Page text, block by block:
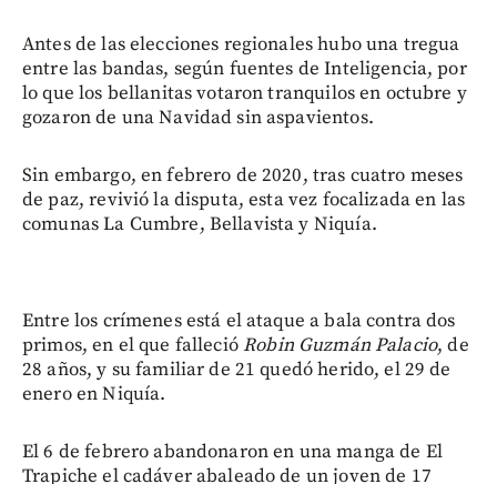
Antes de las elecciones regionales hubo una tregua
entre las bandas, según fuentes de Inteligencia, por
lo que los bellanitas votaron tranquilos en octubre y
gozaron de una Navidad sin aspavientos.
Sin embargo, en febrero de 2020, tras cuatro meses
de paz, revivió la disputa, esta vez focalizada en las
comunas La Cumbre, Bellavista y Niquía.
Entre los crímenes está el ataque a bala contra dos
primos, en el que fallecióRobin Guzmán Palacio, de
28 años, y su familiar de 21 quedó herido, el 29 de
enero en Niquía.
El 6 de febrero abandonaron en una manga de El
Trapiche el cadáver abaleado de un joven de 17